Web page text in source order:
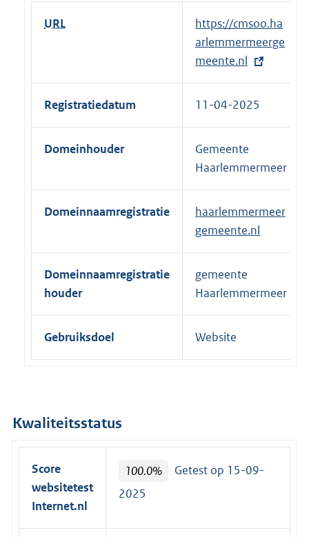
URL
E
x
t
e
r
l
i
n
k
:
https://cmsoo.ha
arlemmermeerge
meente.nl
Registratiedatum 11-04-2025
Domeinhouder
Gemeente
Haarlemmermeer
Domeinnaamregistratie
haarlemmermeer
gemeente.nl
Domeinnaamregistratie
houder
gemeente
Haarlemmermeer
Gebruiksdoel Website
Kwaliteitsstatus
Score
websitetest
Internet.nl
100.0%
Getest op 15-09-
2025